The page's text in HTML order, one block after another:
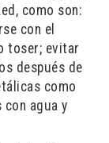
como son:
con el
toser; evitar
después de
como
con agua y